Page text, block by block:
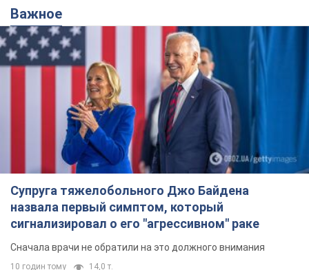
Важное
Супруга тяжелобольного Джо Байдена
назвала первый симптом, который
сигнализировал о его "агрессивном" раке
Сначала врачи не обратили на это должного внимания
10 годин тому 14,0 т.